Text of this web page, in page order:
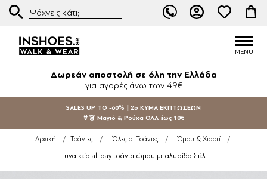
Δωρεάν αποστολή σε όλη την Ελλάδα
για αγορές άνω των 49€
SALES UP TO -60% | 2ο ΚΥΜΑ ΕΚΠΤΩΣΕΩΝ
👙👗 Μαγιό & Ρούχα ΟΛΑ έως 10€
Αρχική / Τσάντες / Όλες οι Τσάντες / Ώμου & Χιαστί /
Γυναικεία all day τσάντα ώμου με αλυσίδα Σιέλ